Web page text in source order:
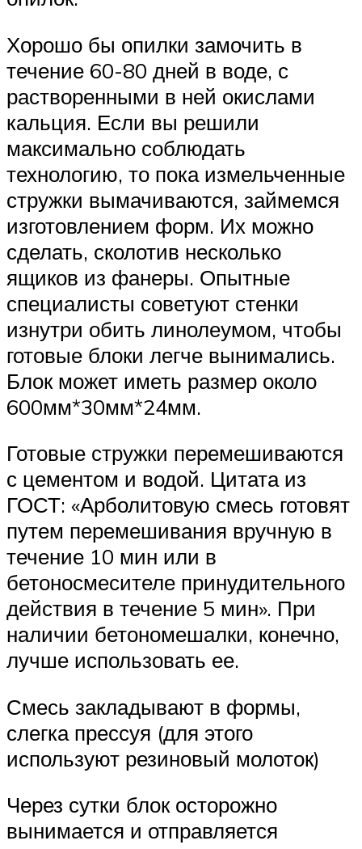
Хорошо бы опилки замочить в
течение 60-80 дней в воде, с
растворенными в ней окислами
кальция. Если вы решили
максимально соблюдать
технологию, то пока измельченные
стружки вымачиваются, займемся
изготовлением форм. Их можно
сделать, сколотив несколько
ящиков из фанеры. Опытные
специалисты советуют стенки
изнутри обить линолеумом, чтобы
готовые блоки легче вынимались.
Блок может иметь размер около
600мм*30мм*24мм.
Готовые стружки перемешиваются
с цементом и водой. Цитата из
ГОСТ: «Арболитовую смесь готовят
путем перемешивания вручную в
течение 10 мин или в
бетоносмесителе принудительного
действия в течение 5 мин». При
наличии бетономешалки, конечно,
лучше использовать ее.
Смесь закладывают в формы,
слегка прессуя (для этого
используют резиновый молоток)
Через сутки блок осторожно
вынимается и отправляется